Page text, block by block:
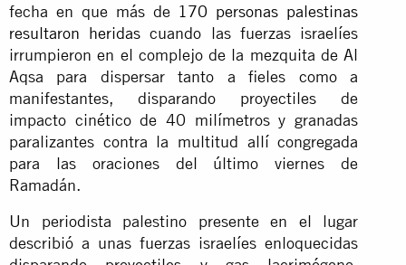
fecha en que más de 170 personas palestinas
resultaron heridas cuando las fuerzas israelíes
irrumpieron en el complejo de la mezquita de Al
Aqsa para dispersar tanto a fieles como a
manifestantes, disparando proyectiles de
impacto cinético de 40 milímetros y granadas
paralizantes contra la multitud allí congregada
para las oraciones del último viernes de
Ramadán.
Un periodista palestino presente en el lugar
describió a unas fuerzas israelíes enloquecidas